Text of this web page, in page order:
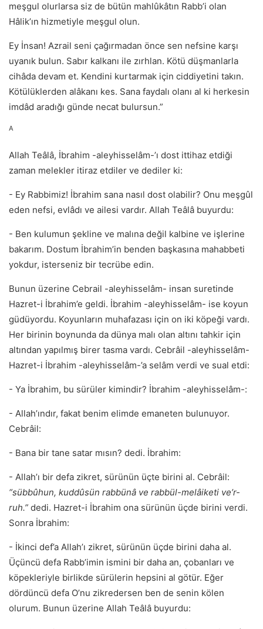
meşgul olurlarsa siz de bütün mahlûkâtın Rabb’i olan
Hâlik’ın hizmetiyle meşgul olun.
Ey İnsan! Azrail seni çağırmadan önce sen nefsine karşı
uyanık bulun. Sabır kalkanı ile zırhlan. Kötü düşmanlarla
cihâda devam et. Kendini kurtarmak için ciddiyetini takın.
Kötülüklerden alâkanı kes. Sana faydalı olanı al ki herkesin
imdâd aradığı günde necat bulursun.”
A
Allah Teâlâ, İbrahim -aleyhisselâm-’ı dost ittihaz etdiği
zaman melekler itiraz etdiler ve dediler ki:
- Ey Rabbimiz! İbrahim sana nasıl dost olabilir? Onu meşgûl
eden nefsi, evlâdı ve ailesi vardır. Allah Teâlâ buyurdu:
- Ben kulumun şekline ve malına değil kalbine ve işlerine
bakarım. Dostum İbrahim’in benden başkasına mahabbeti
yokdur, isterseniz bir tecrübe edin.
Bunun üzerine Cebrail -aleyhisselâm- insan suretinde
Hazret-i İbrahim’e geldi. İbrahim -aleyhisselâm- ise koyun
güdüyordu. Koyunların muhafazası için on iki köpeği vardı.
Her birinin boynunda da dünya malı olan altını tahkir için
altından yapılmış birer tasma vardı. Cebrâil -aleyhisselâm-
Hazret-i İbrahim -aleyhisselâm-’a selâm verdi ve sual etdi:
- Ya İbrahim, bu sürüler kimindir? İbrahim -aleyhisselâm-:
- Allah’ındır, fakat benim elimde emaneten bulunuyor.
Cebrâil:
- Bana bir tane satar mısın? dedi. İbrahim:
- Allah’ı bir defa zikret, sürünün üçte birini al. Cebrâil:
“sübbûhun, kuddûsün rabbünâ ve rabbül-melâiketi ve’r-
ruh.” dedi. Hazret-i İbrahim ona sürünün üçde birini verdi.
Sonra İbrahim:
- İkinci def’a Allah’ı zikret, sürünün üçde birini daha al.
Üçüncü defa Rabb’imin ismini bir daha an, çobanları ve
köpekleriyle birlikde sürülerin hepsini al götür. Eğer
dördüncü defa O’nu zikredersen ben de senin kölen
olurum. Bunun üzerine Allah Teâlâ buyurdu: